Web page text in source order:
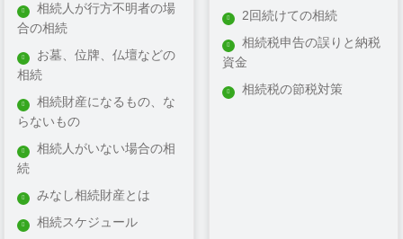
柳川市
八女市
大牟田市
久留米市
相続人が行方不明者の場
合の相続
お墓、位牌、仏壇などの
相続
相続財産になるもの、な
らないもの
相続人がいない場合の相
続
みなし相続財産とは
相続スケジュール
2回続けての相続
相続税申告の誤りと納税
資金
相続税の節税対策